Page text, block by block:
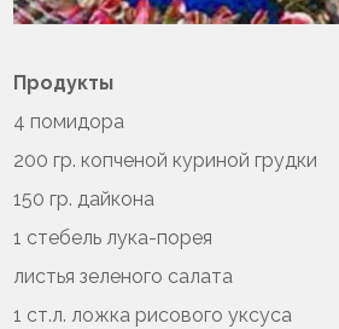
Продукты
4 помидора
200 гр. копченой куриной грудки
150 гр. дайкона
1 стебель лука-порея
листья зеленого салата
1 ст.л. ложка рисового уксуса